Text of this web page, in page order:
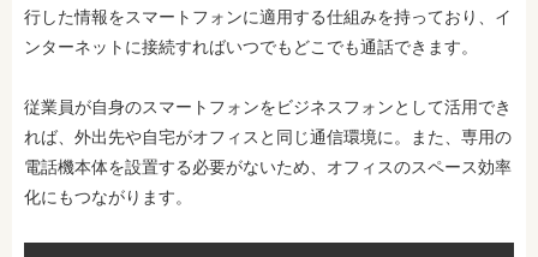
行した情報をスマートフォンに適用する仕組みを持っており、イ
ンターネットに接続すればいつでもどこでも通話できます。
従業員が自身のスマートフォンをビジネスフォンとして活用でき
れば、外出先や自宅がオフィスと同じ通信環境に。また、専用の
電話機本体を設置する必要がないため、オフィスのスペース効率
化にもつながります。